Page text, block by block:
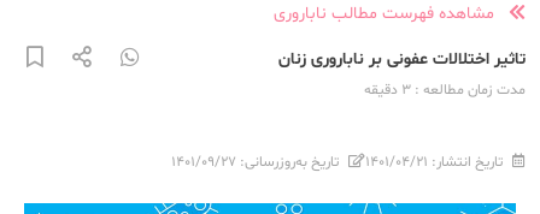
مشاهده فهرست مطالب ناباروری
تاثیر اختلالات عفونی بر ناباروری زنان
مدت زمان مطالعه : 3 دقیقه
تاریخ انتشار: ۱۴۰۱/۰۴/۲۱ تاریخ به‌روزرسانی: ۱۴۰۱/۰۹/۲۷